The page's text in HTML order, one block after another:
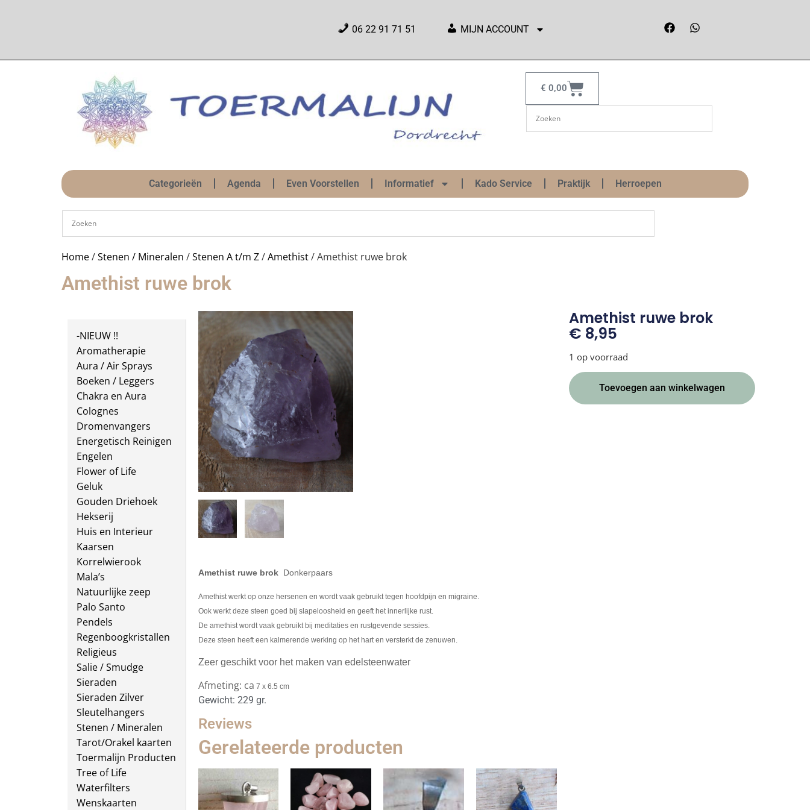
06 22 91 71 51 MIJN ACCOUNT
€ 0,00
Categorieën Agenda Even Voorstellen Informatief Kado Service Praktijk Herroepen
Home/Stenen / Mineralen /Stenen A t/m Z/Amethist/ Amethist ruwe brok
Amethist ruwe brok
-NIEUW !!
Aromatherapie
Aura / Air Sprays
Boeken / Leggers
Chakra en Aura
Colognes
Dromenvangers
Energetisch Reinigen
Engelen
Flower of Life
Geluk
Gouden Driehoek
Hekserij
Huis en Interieur
Kaarsen
Korrelwierook
Mala’s
Natuurlijke zeep
Palo Santo
Pendels
Regenboogkristallen
Religieus
Salie / Smudge
Sieraden
Sieraden Zilver
Sleutelhangers
Stenen / Mineralen
Tarot/Orakel kaarten
Toermalijn Producten
Tree of Life
Waterfilters
Wenskaarten
Amethist ruwe brokDonkerpaars
Amethist werkt op onze hersenen en wordt vaak gebruikt tegen hoofdpijn en migraine.
Ook werkt deze steen goed bij slapeloosheid en geeft het innerlijke rust.
De amethist wordt vaak gebruikt bij meditaties en rustgevende sessies.
Deze steen heeft een kalmerende werking op het hart en versterkt de zenuwen.
Zeer geschikt voor het maken van edelsteenwater
Afmeting: ca 7 x 6.5 cm
Gewicht: 229 gr.
Reviews
Gerelateerde producten
Amethist ruwe brok
€ 8,95
1 op voorraad
Toevoegen aan winkelwagen